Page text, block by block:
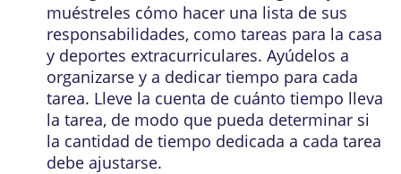
muéstreles cómo hacer una lista de sus
responsabilidades, como tareas para la casa
y deportes extracurriculares. Ayúdelos a
organizarse y a dedicar tiempo para cada
tarea. Lleve la cuenta de cuánto tiempo lleva
la tarea, de modo que pueda determinar si
la cantidad de tiempo dedicada a cada tarea
debe ajustarse.